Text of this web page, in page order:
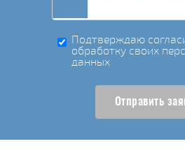
Подтверждаю
обработку своих
данных
Отправить